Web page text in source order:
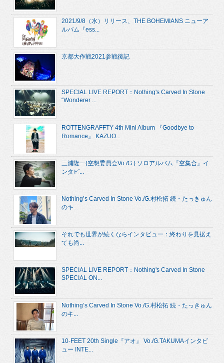
2021/9/8（水）リリース、THE BOHEMIANS ニューア
ルバム『ess...
京都大作戦2021参戦後記
SPECIAL LIVE REPORT：Nothing's Carved In Stone
“Wonderer ...
ROTTENGRAFFTY 4th Mini Album 『Goodbye to
Romance』 KAZUO...
三浦隆一(空想委員会Vo./G.) ソロアルバム『空集合』イ
ンタビ...
Nothing’s Carved In Stone Vo./G.村松拓 続・たっきゅん
のキ...
それでも世界が続くならインタビュー：終わりを見据え
ても尚...
SPECIAL LIVE REPORT：Nothing's Carved In Stone
SPECIAL ON...
Nothing’s Carved In Stone Vo./G.村松拓 続・たっきゅん
のキ...
10-FEET 20th Single『アオ』 Vo./G.TAKUMAインタビ
ュー INTE...